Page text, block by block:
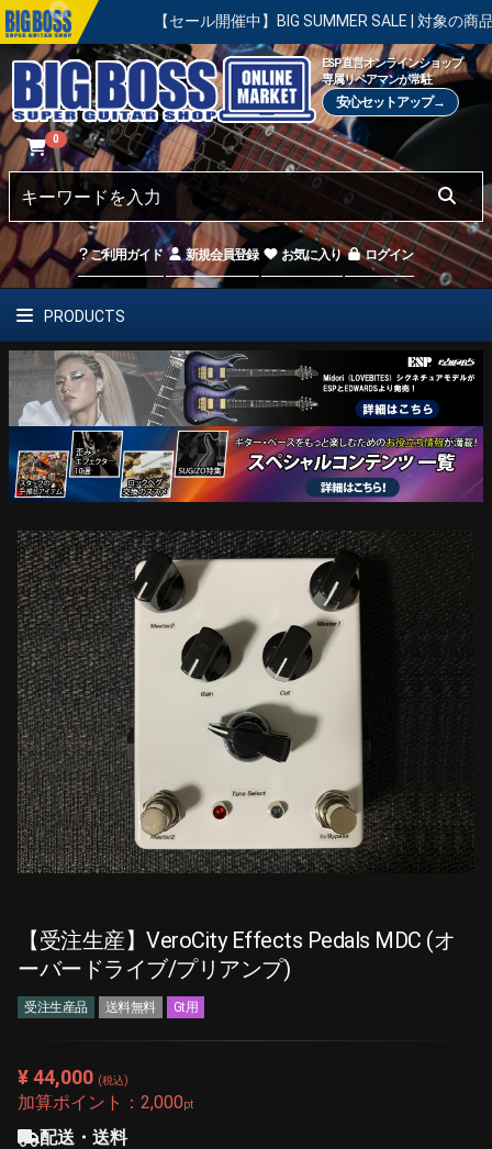
【セール開催中】BIG SUMMER SALE | 対象の商品が真夏の
ESP直営オンラインショップ
専属リペアマンが常駐
安心セットアップ→
0
ご利用ガイド 新規会員登録 お気に入り ログイン
PRODUCTS
【受注生産】VeroCity Effects Pedals MDC (オ
ーバードライブ/プリアンプ)
受注生産品 送料無料 Gt用
¥ 44,000 (税込)
加算ポイント： 2,000pt
配送・送料